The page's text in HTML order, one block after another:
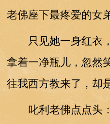
老佛座下最疼爱的女
只见她一身红衣，
拿着一净瓶儿，忽然
往我西方教来了，却
叱利老佛点点头：